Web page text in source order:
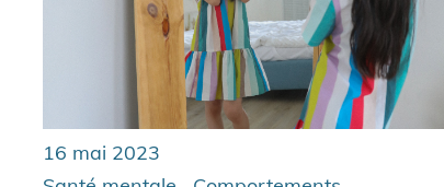
16 mai 2023